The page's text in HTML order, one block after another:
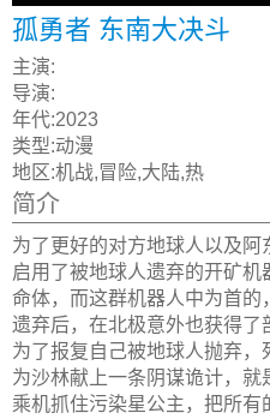
孤勇者 东南大决斗
主演:
导演:
年代:2023
类型:动漫
地区:机战,冒险,大陆,热
简介
为了更好的对方地球人以及
启用了被地球人遗弃的开矿
命体，而这群机器人中为首的
遗弃后，在北极意外也获得了
为了报复自己被地球人抛弃
为沙林献上一条阴谋诡计，
乘机抓住污染星公主，把所